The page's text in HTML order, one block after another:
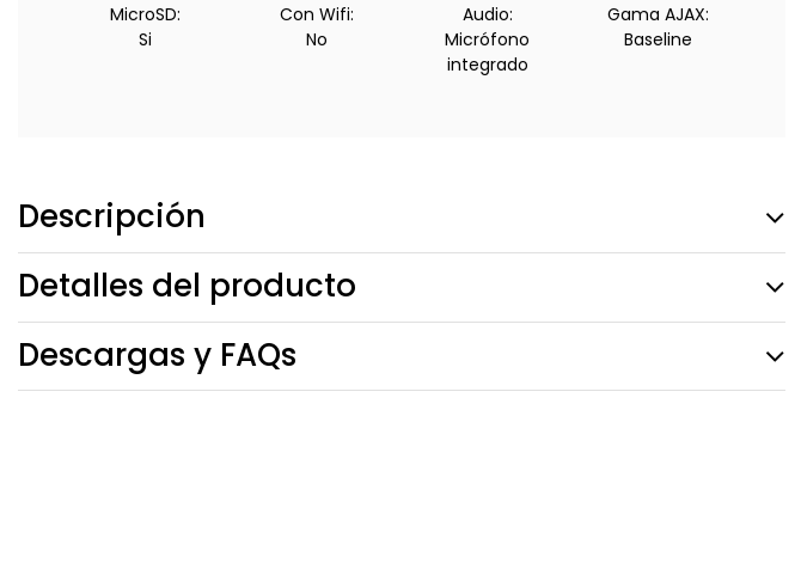
MicroSD:
Si
Con Wifi:
No
Audio:
Micrófono
integrado
Gama AJAX:
Baseline
Descripción
Detalles del producto
Descargas y FAQs